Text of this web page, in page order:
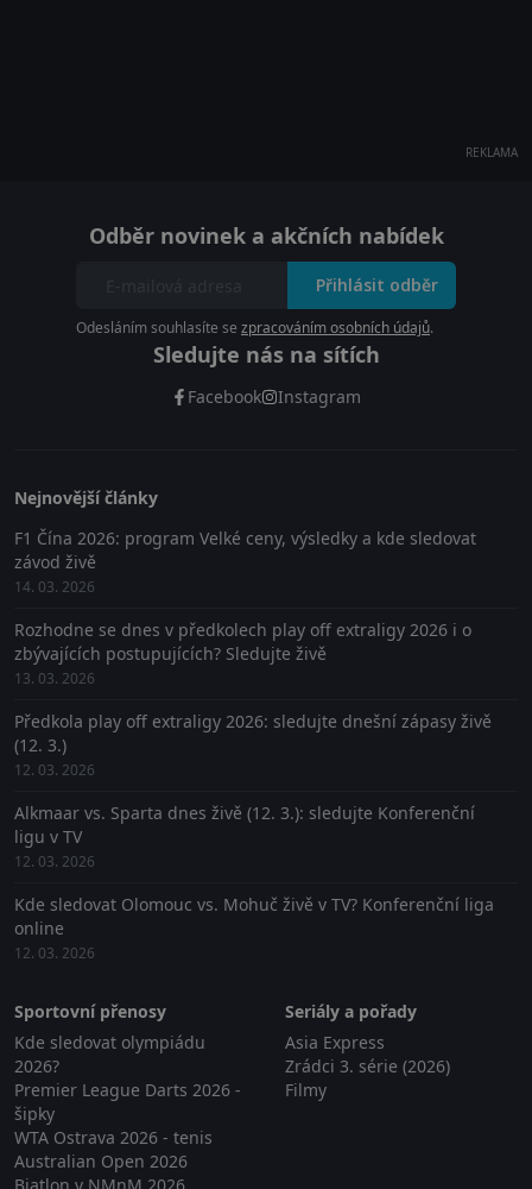
REKLAMA
Odběr novinek a akčních nabídek
Přihlásit odběr
Odesláním souhlasíte se zpracováním osobních údajů.
Sledujte nás na sítích
Facebook Instagram
Nejnovější články
F1 Čína 2026: program Velké ceny, výsledky a kde sledovat
závod živě
14. 03. 2026
Rozhodne se dnes v předkolech play off extraligy 2026 i o
zbývajících postupujících? Sledujte živě
13. 03. 2026
Předkola play off extraligy 2026: sledujte dnešní zápasy živě
(12. 3.)
12. 03. 2026
Alkmaar vs. Sparta dnes živě (12. 3.): sledujte Konferenční
ligu v TV
12. 03. 2026
Kde sledovat Olomouc vs. Mohuč živě v TV? Konferenční liga
online
12. 03. 2026
Sportovní přenosy
Kde sledovat olympiádu
2026?
Premier League Darts 2026 -
šipky
WTA Ostrava 2026 - tenis
Australian Open 2026
Seriály a pořady
Asia Express
Zrádci 3. série (2026)
Filmy